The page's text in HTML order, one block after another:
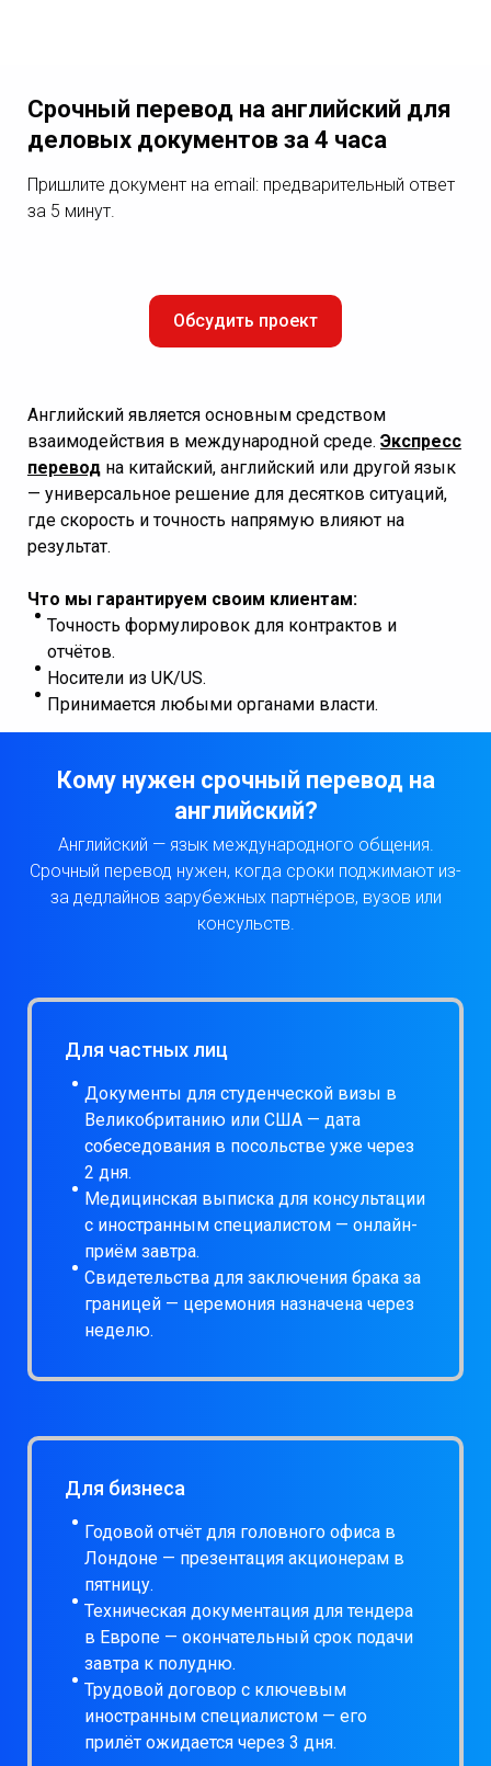
Срочный перевод на английский для
деловых документов за 4 часа
Пришлите документ на email: предварительный ответ
за 5 минут.
Обсудить проект
Английский является основным средством
взаимодействия в международной среде. Экспресс
перевод на китайский, английский или другой язык
— универсальное решение для десятков ситуаций,
где скорость и точность напрямую влияют на
результат.
Что мы гарантируем своим клиентам:
Точность формулировок для контрактов и
отчётов.
Носители из UK/US.
Принимается любыми органами власти.
Кому нужен срочный перевод на
английский?
Английский — язык международного общения.
Срочный перевод нужен, когда сроки поджимают из-
за дедлайнов зарубежных партнёров, вузов или
консульств.
Для частных лиц
Документы для студенческой визы в
Великобританию или США — дата
собеседования в посольстве уже через
2 дня.
Медицинская выписка для консультации
с иностранным специалистом — онлайн-
приём завтра.
Свидетельства для заключения брака за
границей — церемония назначена через
неделю.
Для бизнеса
Годовой отчёт для головного офиса в
Лондоне — презентация акционерам в
пятницу.
Техническая документация для тендера
в Европе — окончательный срок подачи
завтра к полудню.
Трудовой договор с ключевым
иностранным специалистом — его
прилёт ожидается через 3 дня.